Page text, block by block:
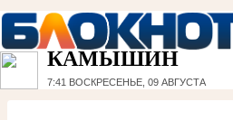
КАМЫШИН
7:41 ВОСКРЕСЕНЬЕ, 09 АВГУСТА